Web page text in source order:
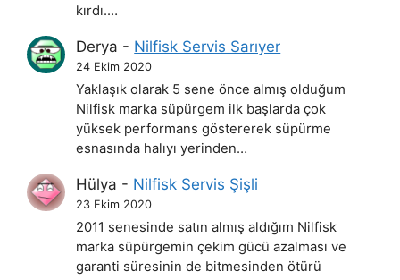
kırdı.…
Derya - Nilfisk Servis Sarıyer
24 Ekim 2020
Yaklaşık olarak 5 sene önce almış olduğum
Nilfisk marka süpürgem ilk başlarda çok
yüksek performans göstererek süpürme
esnasında halıyı yerinden…
Hülya - Nilfisk Servis Şişli
23 Ekim 2020
2011 senesinde satın almış aldığım Nilfisk
marka süpürgemin çekim gücü azalması ve
garanti süresinin de bitmesinden ötürü